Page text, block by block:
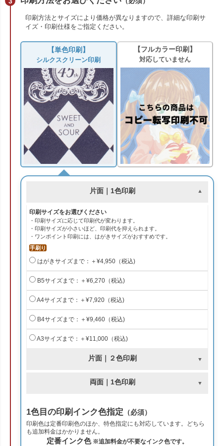
印刷方法とサイズにより価格が異なりますので、詳細な印刷サ
イズ・印刷仕様をご指定ください。
【単色印刷】
シルクスクリーン印刷
【フルカラー印刷】
対応していません
片面｜1色印刷
印刷サイズをお選びください
・印刷サイズに応じて印刷代が変わります。
・印刷サイズが小さいほど、印刷代を抑えられます。
・ワンポイント印刷には、はがきサイズがおすすめです。
手刷り
はがきサイズまで：＋¥4,950（税込)
B5サイズまで：＋¥6,270（税込)
A4サイズまで：＋¥7,920（税込)
B4サイズまで：＋¥9,460（税込)
A3サイズまで：＋¥11,000（税込)
片面｜２色印刷
両面｜1色印刷
1色目の印刷インク色指定 （必須）
印刷色は定番印刷色のほか、特色指定にも対応しています。どちら
も追加料金はかかりません。
定番インク色※追加料金が不要なインク色です。